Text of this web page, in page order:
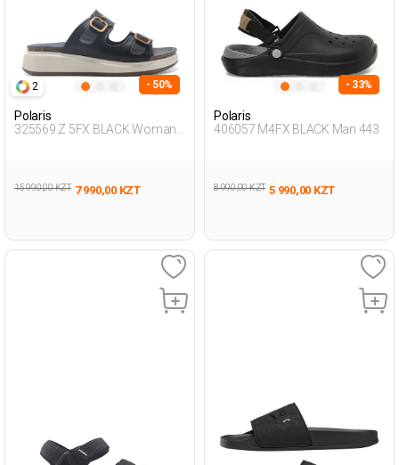
2 - 50%
Polaris
325569.Z 5FX BLACK Woman
15 990,00 KZT 7 990,00 KZT
- 33%
Polaris
406057.M4FX BLACK Man 443
8 990,00 KZT 5 990,00 KZT